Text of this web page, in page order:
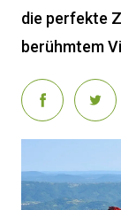
die perfekte
berühmtem